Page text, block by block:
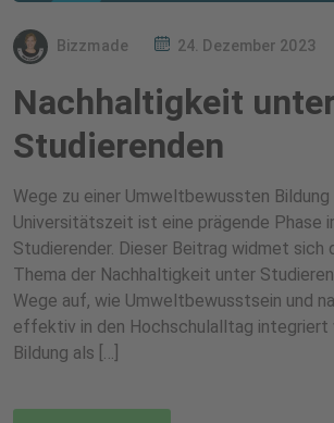
Bizzmade 24. Dezember 2023
Nachhaltigkeit
Studierenden
Wege zu einer Umweltbewussten Bildung
Universitätszeit ist eine prägende Phase
Studierender. Dieser Beitrag widmet sich
Thema der Nachhaltigkeit unter
Wege auf, wie Umweltbewusstsein und
effektiv in den Hochschulalltag integriert
Bildung als […]